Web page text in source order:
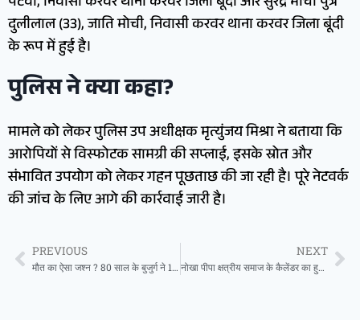
दुलीलाल (33), जाति मोची, निवासी करवर थाना करवर जिला बूंदी
के रूप में हुई है।
पुलिस ने क्या कहा?
मामले को लेकर पुलिस उप अधीक्षक मृत्युंजय मिश्रा ने बताया कि
आरोपियों से विस्फोटक सामग्री की सप्लाई, इसके स्रोत और
संभावित उपयोग को लेकर गहन पूछताछ की जा रही है। पूरे नेटवर्क
की जांच के लिए आगे की कार्रवाई जारी है।
PREVIOUS
मौत का ऐसा जश्न ? 80 साल के बुजुर्ग ने 12 लाख खर्च कर जीते-जी बनवा ली अपनी कब्र, रोज करते हैं मरने का इंतजार
NEXT
नोखा पीपा क्षत्रीय समाज के कैलेंडर का हुआ विमोचन